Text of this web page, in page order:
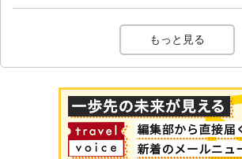
もっと見る